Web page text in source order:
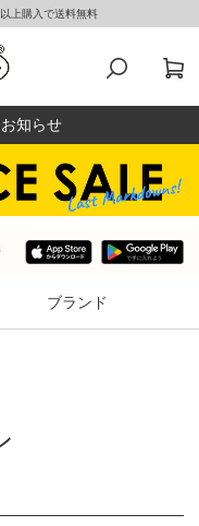
上購入で送料無料
知らせ
ブランド